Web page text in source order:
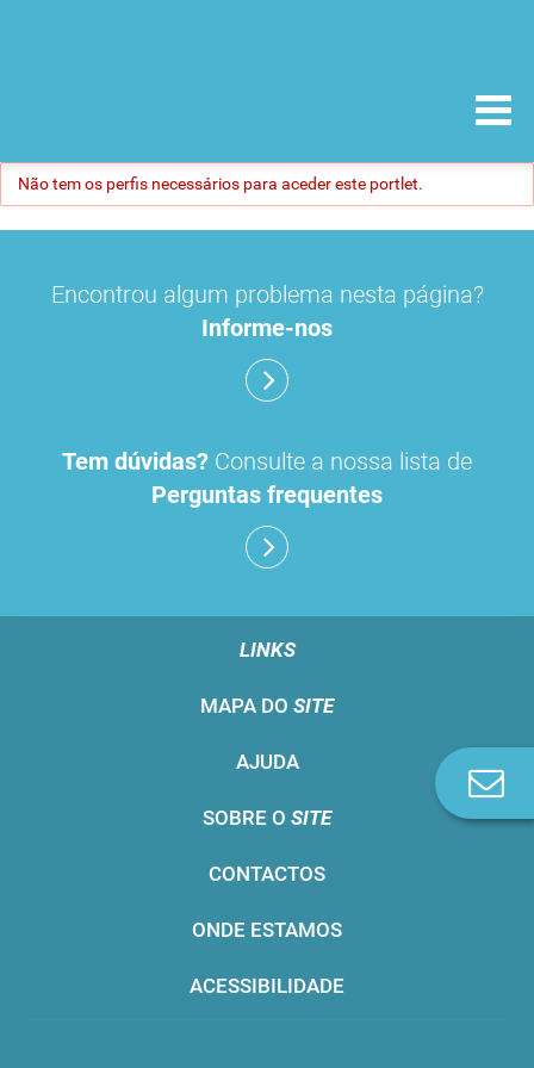
Não tem os perfis necessários para aceder este portlet.
Encontrou algum problema nesta página?
Informe-nos
Tem dúvidas? Consulte a nossa lista de
Perguntas frequentes
LINKS
MAPA DO SITE
AJUDA
SOBRE O SITE
CONTACTOS
ONDE ESTAMOS
ACESSIBILIDADE